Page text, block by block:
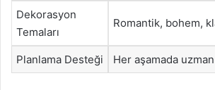
Dekorasyon
Temaları
Romantik, bohem,
Planlama Desteği Her aşamada